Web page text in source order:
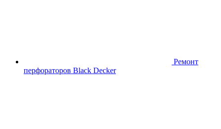
Ремонт
перфораторов Black Decker